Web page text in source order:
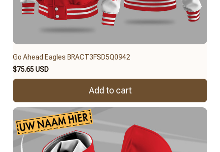
Go Ahead Eagles BRACT3FSD5Q0942
$75.65 USD
Add to cart